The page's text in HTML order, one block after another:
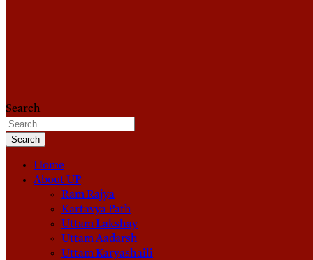
Search
Search
Home
About UP
Ram Rajya
Kartavya Path
Uttam Lakshay
Uttam Aadarsh
Uttam Karyashaili